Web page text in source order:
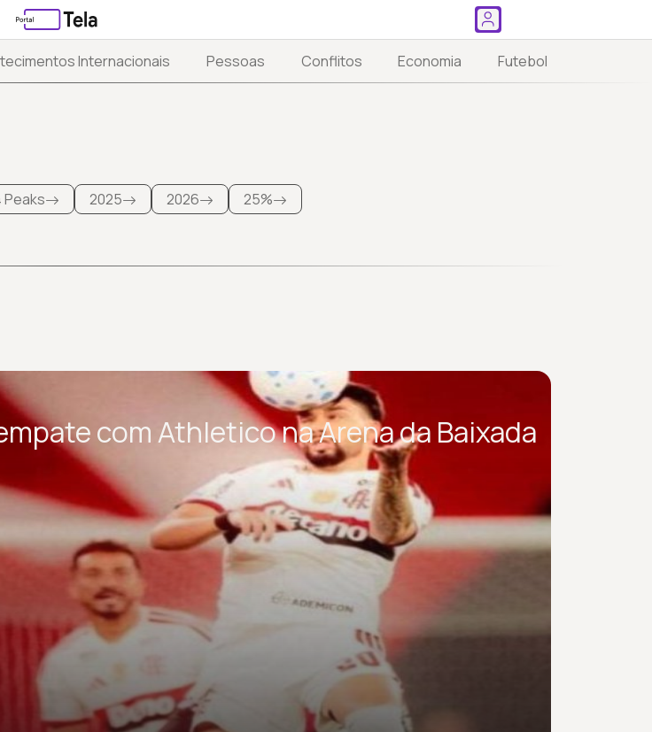
Internacionais Pessoas Conflitos Economia Futebol
Peaks 2025 2026
25%
com Athletico na Arena da Baixada